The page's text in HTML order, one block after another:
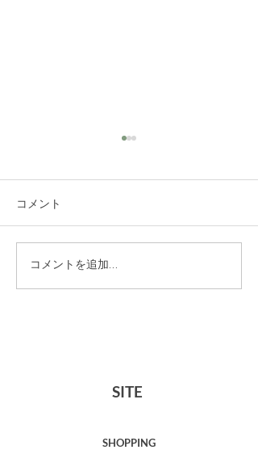
HOUR SOAPトラ
イアルセット 販売終了
コメント
コメントを追加…
SITE
SHOPPING